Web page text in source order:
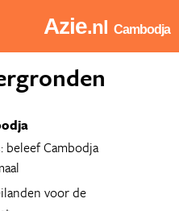
Azie.nl Cambodja
beleef Cambodja
voor de